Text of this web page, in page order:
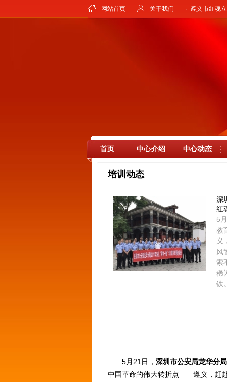
网站首页 关于我们 · 遵义市红魂
首页 中心介绍 中心动态
培训动态
深
红
5
教
义
风
索
稀
铁
5月21日， 深圳市公安局龙华分局
中国革命的伟大转折点——遵义，赶